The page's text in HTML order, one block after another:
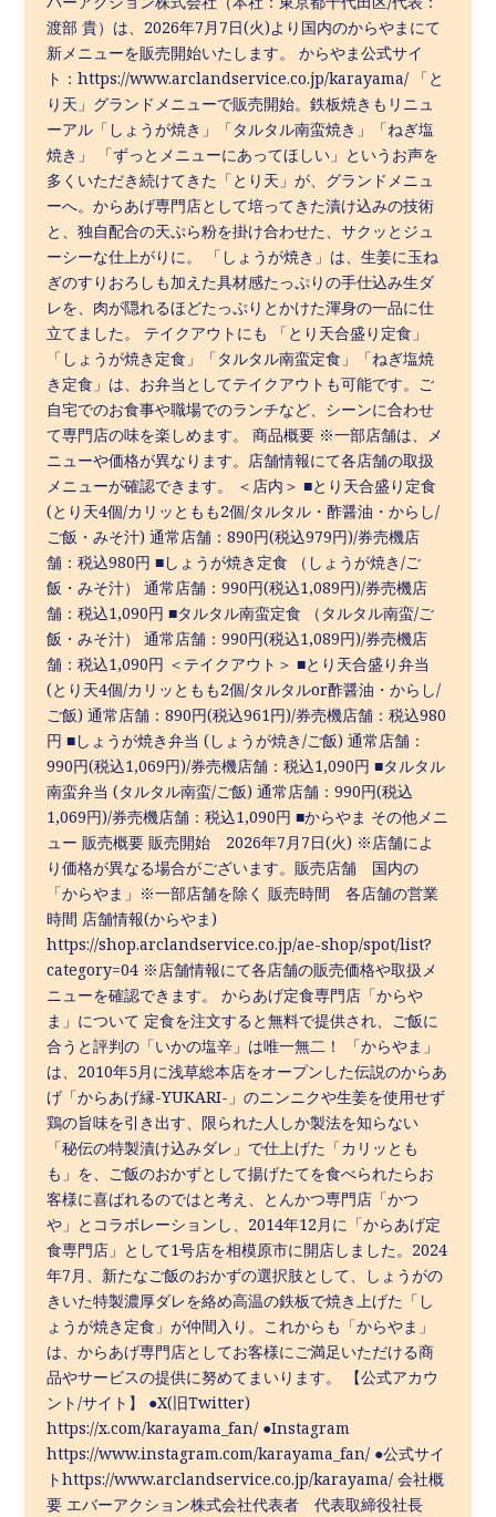
渡部 貴）は、2026年7⽉7⽇(火)より国内のからやまにて
新メニューを販売開始いたします。 からやま公式サイ
ト：https://www.arclandservice.co.jp/karayama/ 「と
り天」グランドメニューで販売開始。鉄板焼きもリニュ
ーアル「しょうが焼き」「タルタル南蛮焼き」「ねぎ塩
焼き」 「ずっとメニューにあってほしい」というお声を
多くいただき続けてきた「とり天」が、グランドメニュ
ーへ。からあげ専門店として培ってきた漬け込みの技術
と、独自配合の天ぷら粉を掛け合わせた、サクッとジュ
ーシーな仕上がりに。 「しょうが焼き」は、生姜に玉ね
ぎのすりおろしも加えた具材感たっぷりの手仕込み生ダ
レを、肉が隠れるほどたっぷりとかけた渾身の一品に仕
立てました。 テイクアウトにも 「とり天合盛り定食」
「しょうが焼き定食」「タルタル南蛮定食」「ねぎ塩焼
き定食」は、お弁当としてテイクアウトも可能です。ご
自宅でのお食事や職場でのランチなど、シーンに合わせ
て専門店の味を楽しめます。 商品概要 ※⼀部店舗は、メ
ニューや価格が異なります。店舗情報にて各店舗の取扱
メニューが確認できます。 ＜店内＞ ■とり天合盛り定食
(とり天4個/カリッともも2個/タルタル・酢醤油・からし/
ご飯・みそ汁) 通常店舗：890円(税込979円)/券売機店
舗：税込980円 ■しょうが焼き定食 （しょうが焼き/ご
飯・みそ汁） 通常店舗：990円(税込1,089円)/券売機店
舗：税込1,090円 ■タルタル南蛮定食 （タルタル南蛮/ご
飯・みそ汁） 通常店舗：990円(税込1,089円)/券売機店
舗：税込1,090円 ＜テイクアウト＞ ■とり天合盛り弁当
(とり天4個/カリッともも2個/タルタルor酢醤油・からし/
ご飯) 通常店舗：890円(税込961円)/券売機店舗：税込980
円 ■しょうが焼き弁当 (しょうが焼き/ご飯) 通常店舗：
990円(税込1,069円)/券売機店舗：税込1,090円 ■タルタル
南蛮弁当 (タルタル南蛮/ご飯) 通常店舗：990円(税込
1,069円)/券売機店舗：税込1,090円 ■からやま その他メニ
ュー 販売概要 販売開始 2026年7⽉7⽇(火) ※店舗によ
り価格が異なる場合がございます。販売店舗 国内の
「からやま」※⼀部店舗を除く 販売時間 各店舗の営業
時間 店舗情報(からやま)
https://shop.arclandservice.co.jp/ae-shop/spot/list?
category=04 ※店舗情報にて各店舗の販売価格や取扱メ
ニューを確認できます。 からあげ定食専門店「からや
ま」について 定食を注文すると無料で提供され、ご飯に
合うと評判の「いかの塩辛」は唯一無二！ ​「からやま」
は、2010年5月に浅草総本店をオープンした伝説のからあ
げ「からあげ縁-YUKARI-」のニンニクや生姜を使用せず
鶏の旨味を引き出す、限られた人しか製法を知らない
「秘伝の特製漬け込みダレ」で仕上げた「カリッとも
も」を、ご飯のおかずとして揚げたてを食べられたらお
客様に喜ばれるのではと考え、とんかつ専門店「かつ
や」とコラボレーションし、2014年12⽉に「からあげ定
食専門店」として1号店を相模原市に開店しました。2024
年7月、新たなご飯のおかずの選択肢として、しょうがの
きいた特製濃厚ダレを絡め高温の鉄板で焼き上げた「し
ょうが焼き定食」が仲間入り。これからも「からやま」
は、からあげ専門店としてお客様にご満足いただける商
品やサービスの提供に努めてまいります。 【公式アカウ
ント/サイト】 ●X(旧Twitter)
https://x.com/karayama_fan/ ●Instagram
https://www.instagram.com/karayama_fan/ ●公式サイ
トhttps://www.arclandservice.co.jp/karayama/ 会社概
要 エバーアクション株式会社代表者 代表取締役社長